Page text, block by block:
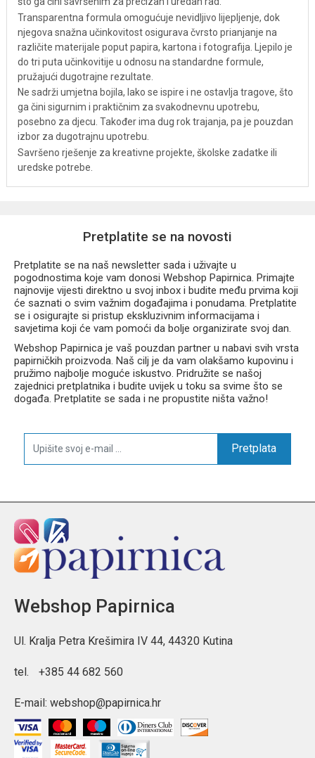
Transparentna formula omogućuje nevidljivo lijepljenje, dok
njegova snažna učinkovitost osigurava čvrsto prianjanje na
različite materijale poput papira, kartona i fotografija. Ljepilo je
do tri puta učinkovitije u odnosu na standardne formule,
pružajući dugotrajne rezultate.
Ne sadrži umjetna bojila, lako se ispire i ne ostavlja tragove, što
ga čini sigurnim i praktičnim za svakodnevnu upotrebu,
posebno za djecu. Također ima dug rok trajanja, pa je pouzdan
izbor za dugotrajnu upotrebu.
Savršeno rješenje za kreativne projekte, školske zadatke ili
uredske potrebe.
Pretplatite se na novosti
Pretplatite se na naš newsletter sada i uživajte u
pogodnostima koje vam donosi Webshop Papirnica. Primajte
najnovije vijesti direktno u svoj inbox i budite među prvima koji
će saznati o svim važnim događajima i ponudama. Pretplatite
se i osigurajte si pristup ekskluzivnim informacijama i
savjetima koji će vam pomoći da bolje organizirate svoj dan.
Webshop Papirnica je vaš pouzdan partner u nabavi svih vrsta
papirničkih proizvoda. Naš cilj je da vam olakšamo kupovinu i
pružimo najbolje moguće iskustvo. Pridružite se našoj
zajednici pretplatnika i budite uvijek u toku sa svime što se
događa. Pretplatite se sada i ne propustite ništa važno!
Pretplata
Webshop Papirnica
Ul. Kralja Petra Krešimira IV 44, 44320 Kutina
tel. +385 44 682 560
E-mail: webshop@papirnica.hr